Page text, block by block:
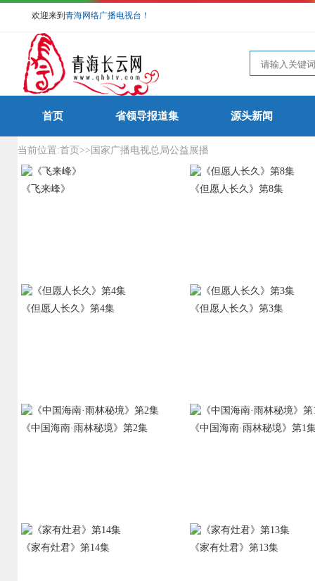
欢迎来到 青海网络广播电视台！
首页 省领导报道集 源头新闻
当前位置:首页 >> 国家广播电视总局公益展播
《飞来峰》 《但愿人长久》第8集
《但愿人长久》第4集 《但愿人长久》第3集
《中国海南·雨林秘境》第2集 《中国海南·雨林秘境》第1
《家有灶君》第14集 《家有灶君》第13集